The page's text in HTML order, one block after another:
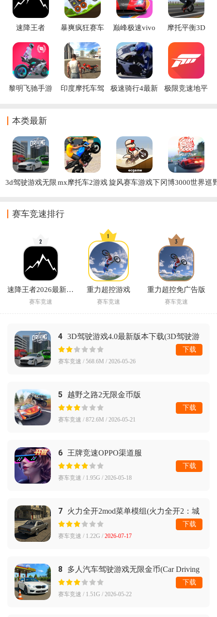
速降王者
机版下载安装
暴爽疯狂赛车
钻石
巅峰极速vivo
摩托平衡3D
黎明飞驰手游
印度摩托车驾
极速骑行4最新
极限竞速地平
本类最新
3d驾驶游戏无限
目)
mx摩托车2游戏旋风赛车游戏下冈博3000世界巡
赛车竞速排行
速降王者2026最新下载
赛车竞速
重力超控游戏
赛车竞速
重力超控免广告版
赛车竞速
4 3D驾驶游戏4.0最新版本下载(3D驾驶游
戏项目)
赛车竞速 / 568.6M / 2026-05-26
下载
5 越野之路2无限金币版
赛车竞速 / 872.6M / 2026-05-21
下载
6 王牌竞速OPPO渠道服
赛车竞速 / 1.95G / 2026-05-18
下载
7
火力全开2mod菜单模组(火力全开2：城
市狂热)
赛车竞速 / 1.22G / 2026-07-17
下载
8
多人汽车驾驶游戏无限金币(Car Driving
Multiplayer)
赛车竞速 / 1.51G / 2026-05-22
下载